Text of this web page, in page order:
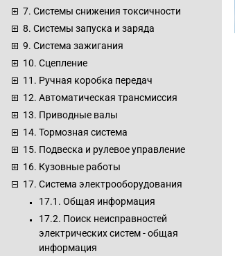
7. Системы снижения токсичности
8. Системы запуска и заряда
9. Система зажигания
10. Сцепление
11. Ручная коробка передач
12. Автоматическая трансмиссия
13. Приводные валы
14. Тормозная система
15. Подвеска и рулевое управление
16. Кузовные работы
17. Система электрооборудования
17.1. Общая информация
17.2. Поиск неисправностей
электрических систем - общая
информация